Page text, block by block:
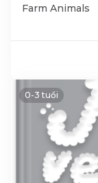
Farm Animals
0-3 tuổi